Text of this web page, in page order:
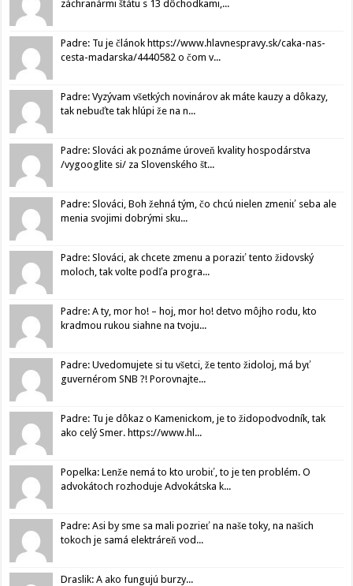
záchranármi štátu s 13 dôchodkami,...
Padre: Tu je článok https://www.hlavnespravy.sk/caka-nas-
cesta-madarska/4440582 o čom v...
Padre: Vyzývam všetkých novinárov ak máte kauzy a dôkazy,
tak nebuďte tak hlúpi že na n...
Padre: Slováci ak poznáme úroveň kvality hospodárstva
/vygooglite si/ za Slovenského št...
Padre: Slováci, Boh žehná tým, čo chcú nielen zmeniť seba ale
menia svojimi dobrými sku...
Padre: Slováci, ak chcete zmenu a poraziť tento židovský
moloch, tak volte podľa progra...
Padre: A ty, mor ho! – hoj, mor ho! detvo môjho rodu, kto
kradmou rukou siahne na tvoju...
Padre: Uvedomujete si tu všetci, že tento židoloj, má byť
guvernérom SNB ?! Porovnajte...
Padre: Tu je dôkaz o Kamenickom, je to židopodvodník, tak
ako celý Smer. https://www.hl...
Popelka: Lenže nemá to kto urobiť, to je ten problém. O
advokátoch rozhoduje Advokátska k...
Padre: Asi by sme sa mali pozrieť na naše toky, na našich
tokoch je samá elektráreň vod...
Draslik: A ako fungujú burzy...